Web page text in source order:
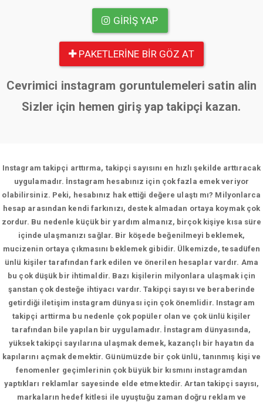
GIRIŞ YAP
PAKETLERINE BIR GÖZ AT
Cevrimici instagram goruntulemeleri satin alin
Sizler için hemen giriş yap takipçi kazan.
Instagram takipçi arttırma, takipçi sayısını en hızlı şekilde arttıracak
uygulamadır. İnstagram hesabınız için çok fazla emek veriyor
olabilirsiniz. Peki, hesabınız hak ettiği değere ulaştı mı? Milyonlarca
hesap arasından kendi farkınızı, destek almadan ortaya koymak çok
zordur. Bu nedenle küçük bir yardım almanız, birçok kişiye kısa süre
içinde ulaşmanızı sağlar. Bir köşede beğenilmeyi beklemek,
mucizenin ortaya çıkmasını beklemek gibidir. Ülkemizde, tesadüfen
ünlü kişiler tarafından fark edilen ve önerilen hesaplar vardır. Ama
bu çok düşük bir ihtimaldir. Bazı kişilerin milyonlara ulaşmak için
şanstan çok desteğe ihtiyacı vardır. Takipçi sayısı ve beraberinde
getirdiği iletişim instagram dünyası için çok önemlidir. Instagram
takipçi arttirma bu nedenle çok popüler olan ve çok ünlü kişiler
tarafından bile yapılan bir uygulamadır. İnstagram dünyasında,
yüksek takipçi sayılarına ulaşmak demek, kazançlı bir hayatın da
kapılarını açmak demektir. Günümüzde bir çok ünlü, tanınmış kişi ve
fenomenler geçimlerinin çok büyük bir kısmını instagramdan
yaptıkları reklamlar sayesinde elde etmektedir. Artan takipçi sayısı,
markaların hedef kitlesi ile uyuştuğu zaman doğru reklam ve